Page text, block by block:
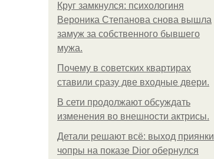
Круг замкнулся: психологиня
Вероника Степанова снова вышла
замуж за собственного бывшего
мужа.
Почему в советских квартирах
ставили сразу две входные двери.
В сети продолжают обсуждать
изменения во внешности актрисы.
Детали решают всё: выход приянки
чопры на показе Dior обернулся